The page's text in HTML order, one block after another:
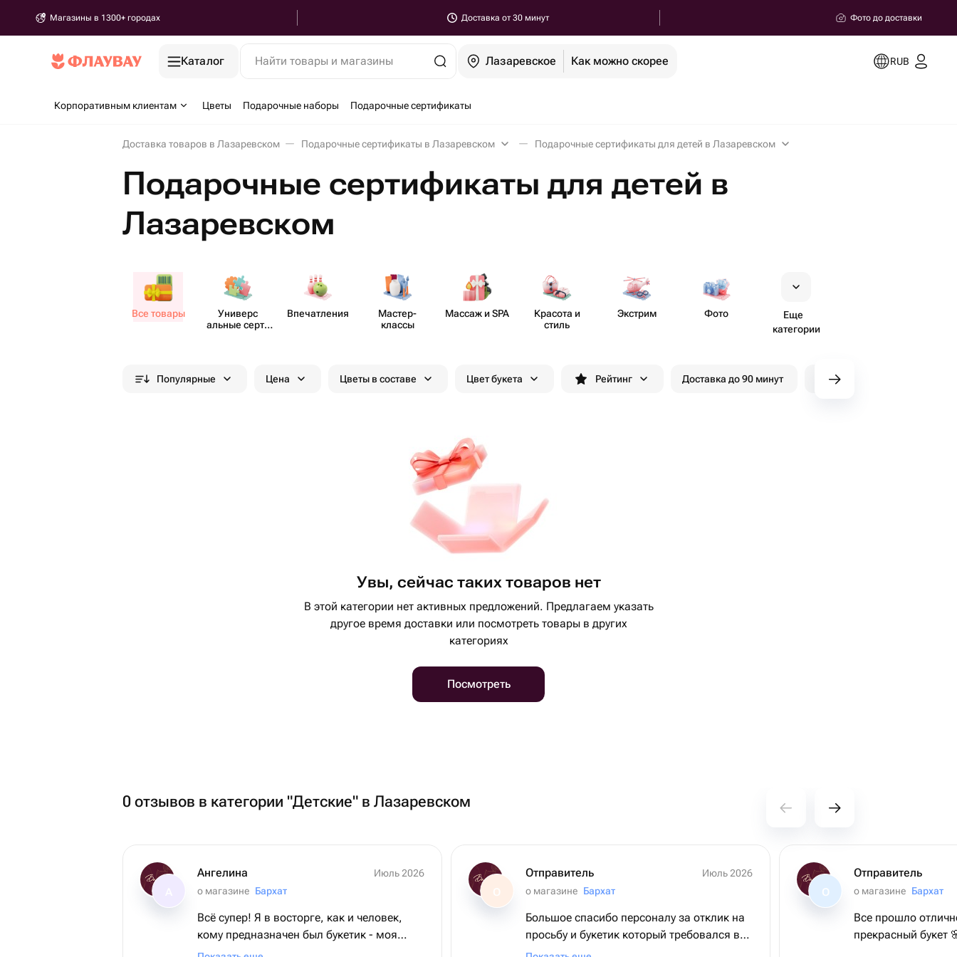
Магазины в 1300+ городах Доставка от 30 минут Фото до доставки
Каталог Найти товары и магазины Лазаревское Как можно скорее RUB
Корпоративным клиентам Цветы Подарочные наборы Подарочные сертификаты
Доставка товаров в Лазаревском Подарочные сертификаты в Лазаревском Подарочные сертификаты для детей в Лазаревском
Подарочные сертификаты для детей в
Лазаревском
Все товары
Универс​
альные серти​
Впеча​тления
Мастер-​
классы
Массаж и SPA
Красота и
стиль
Экстрим Фото
Еще
категории
Популярные Цена Цветы в составе Цвет букета Рейтинг Доставка до 90 минут Скидки
Увы, сейчас таких товаров нет
В этой категории нет активных предложений. Предлагаем указать
другое время доставки или посмотреть товары в других
категориях
Посмотреть
0 отзывов в категории "Детские" в Лазаревском
Ангелина
Июль 2026
о магазине Бархат
Всё супер! Я в восторге, как и человек,
кому предназначен был букетик - моя
мамочка. Во-первых, цветы невероятной
О
Отправитель
Июль 2026
о магазине Бархат
Большое спасибо персоналу за отклик на
просьбу и букетик который требовался в
кротчайшие сроки. Дама довольна,
О
Отправитель
о магазине Бархат
Все прошло
прекрасный букет